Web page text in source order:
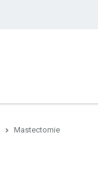
Mastectomie